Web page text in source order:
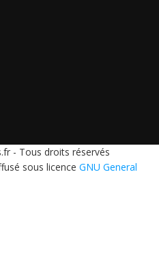
- Tous droits réservés
sous licence GNU General